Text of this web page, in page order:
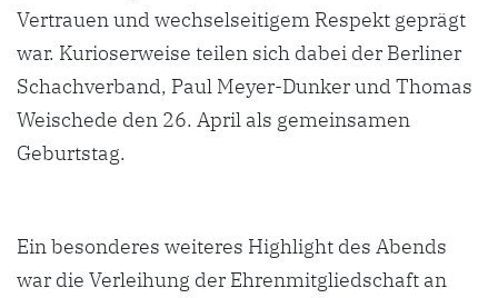
Vertrauen und wechselseitigem Respekt geprägt
war. Kurioserweise teilen sich dabei der Berliner
Schachverband, Paul Meyer-Dunker und Thomas
Weischede den 26. April als gemeinsamen
Geburtstag.
Ein besonderes weiteres Highlight des Abends
war die Verleihung der Ehrenmitgliedschaft an